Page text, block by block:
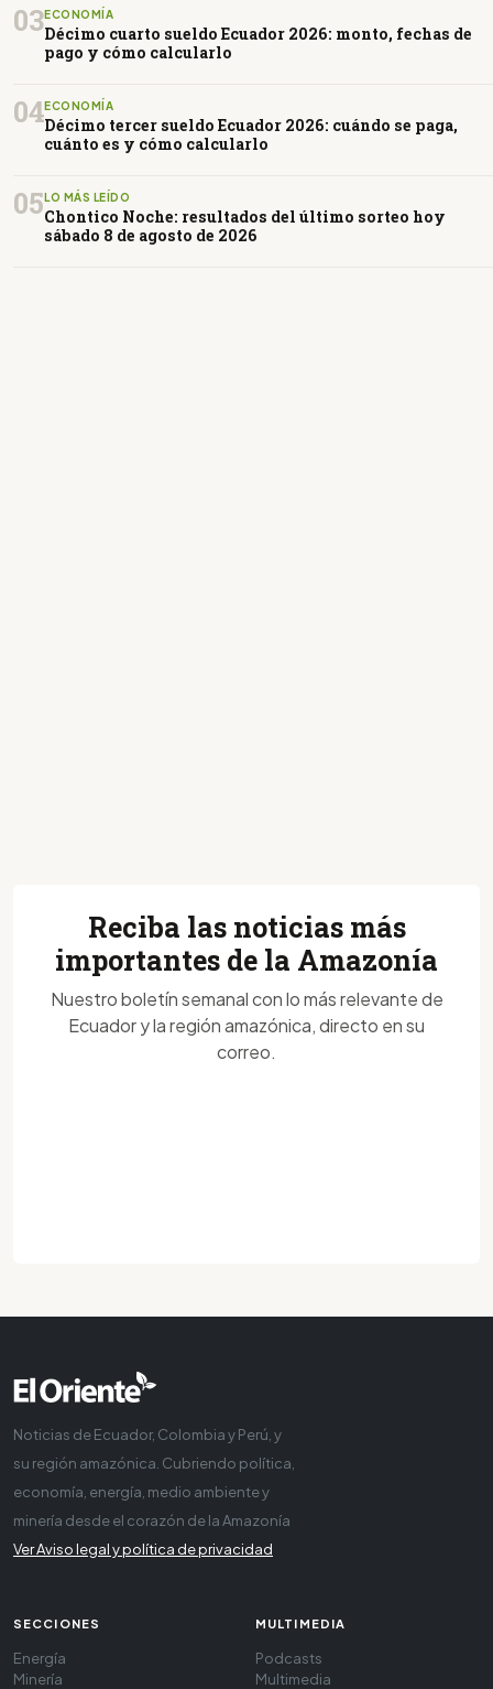
03ECONOMÍA
Décimo cuarto sueldo Ecuador 2026: monto, fechas de
pago y cómo calcularlo
04ECONOMÍA
Décimo tercer sueldo Ecuador 2026: cuándo se paga,
cuánto es y cómo calcularlo
05 LO MÁS LEÍDO
Chontico Noche: resultados del último sorteo hoy
sábado 8 de agosto de 2026
Reciba las noticias más
importantes de la Amazonía
Nuestro boletín semanal con lo más relevante de
Ecuador y la región amazónica, directo en su
correo.
Noticias de Ecuador, Colombia y Perú, y
su región amazónica. Cubriendo política,
economía, energía, medio ambiente y
minería desde el corazón de la Amazonía
Ver Aviso legal y política de privacidad
SECCIONES
Energía
Minería
MULTIMEDIA
Podcasts
Multimedia